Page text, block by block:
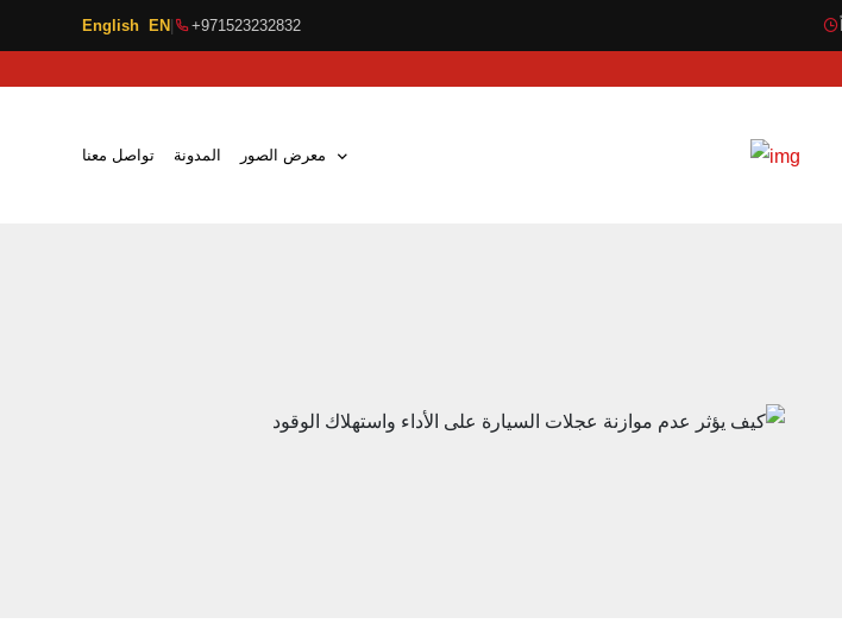
+971523232832
English EN
تواصل معنا المدونة